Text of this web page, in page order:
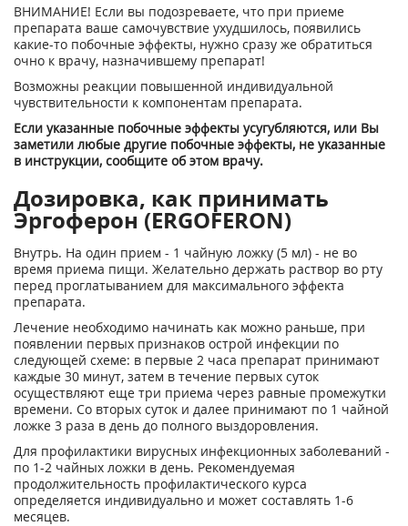
ВНИМАНИЕ! Если вы подозреваете, что при приеме
препарата ваше самочувствие ухудшилось, появились
какие-то побочные эффекты, нужно сразу же обратиться
очно к врачу, назначившему препарат!
Возможны реакции повышенной индивидуальной
чувствительности к компонентам препарата.
Если указанные побочные эффекты усугубляются, или Вы
заметили любые другие побочные эффекты, не указанные
в инструкции, сообщите об этом врачу.
Дозировка, как принимать
Эргоферон (ERGOFERON)
Внутрь. На один прием - 1 чайную ложку (5 мл) - не во
время приема пищи. Желательно держать раствор во рту
перед проглатыванием для максимального эффекта
препарата.
Лечение необходимо начинать как можно раньше, при
появлении первых признаков острой инфекции по
следующей схеме: в первые 2 часа препарат принимают
каждые 30 минут, затем в течение первых суток
осуществляют еще три приема через равные промежутки
времени. Со вторых суток и далее принимают по 1 чайной
ложке 3 раза в день до полного выздоровления.
Для профилактики вирусных инфекционных заболеваний -
по 1-2 чайных ложки в день. Рекомендуемая
продолжительность профилактического курса
определяется индивидуально и может составлять 1-6
месяцев.